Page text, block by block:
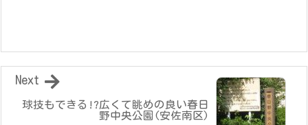
球技もできる!?広くて眺めの良い春日
野中央公園(安佐南区)
Next